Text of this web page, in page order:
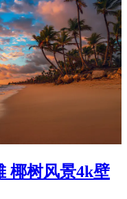
椰树风景4k壁